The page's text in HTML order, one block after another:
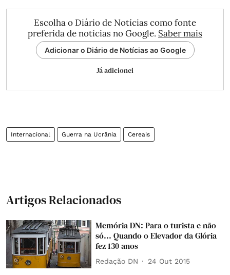
Escolha o Diário de Notícias como fonte
preferida de notícias no Google. Saber mais
Adicionar o Diário de Notícias ao Google
Já adicionei
Internacional Guerra na Ucrânia Cereais
Artigos Relacionados
Memória DN: Para o turista e não
só... Quando o Elevador da Glória
fez 130 anos
Redação DN 24 Out 2015